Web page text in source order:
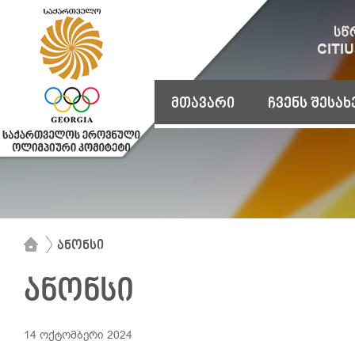
მთავარი ჩვენს
ანონსი
ანონსი
14 ოქტომბერი 2024